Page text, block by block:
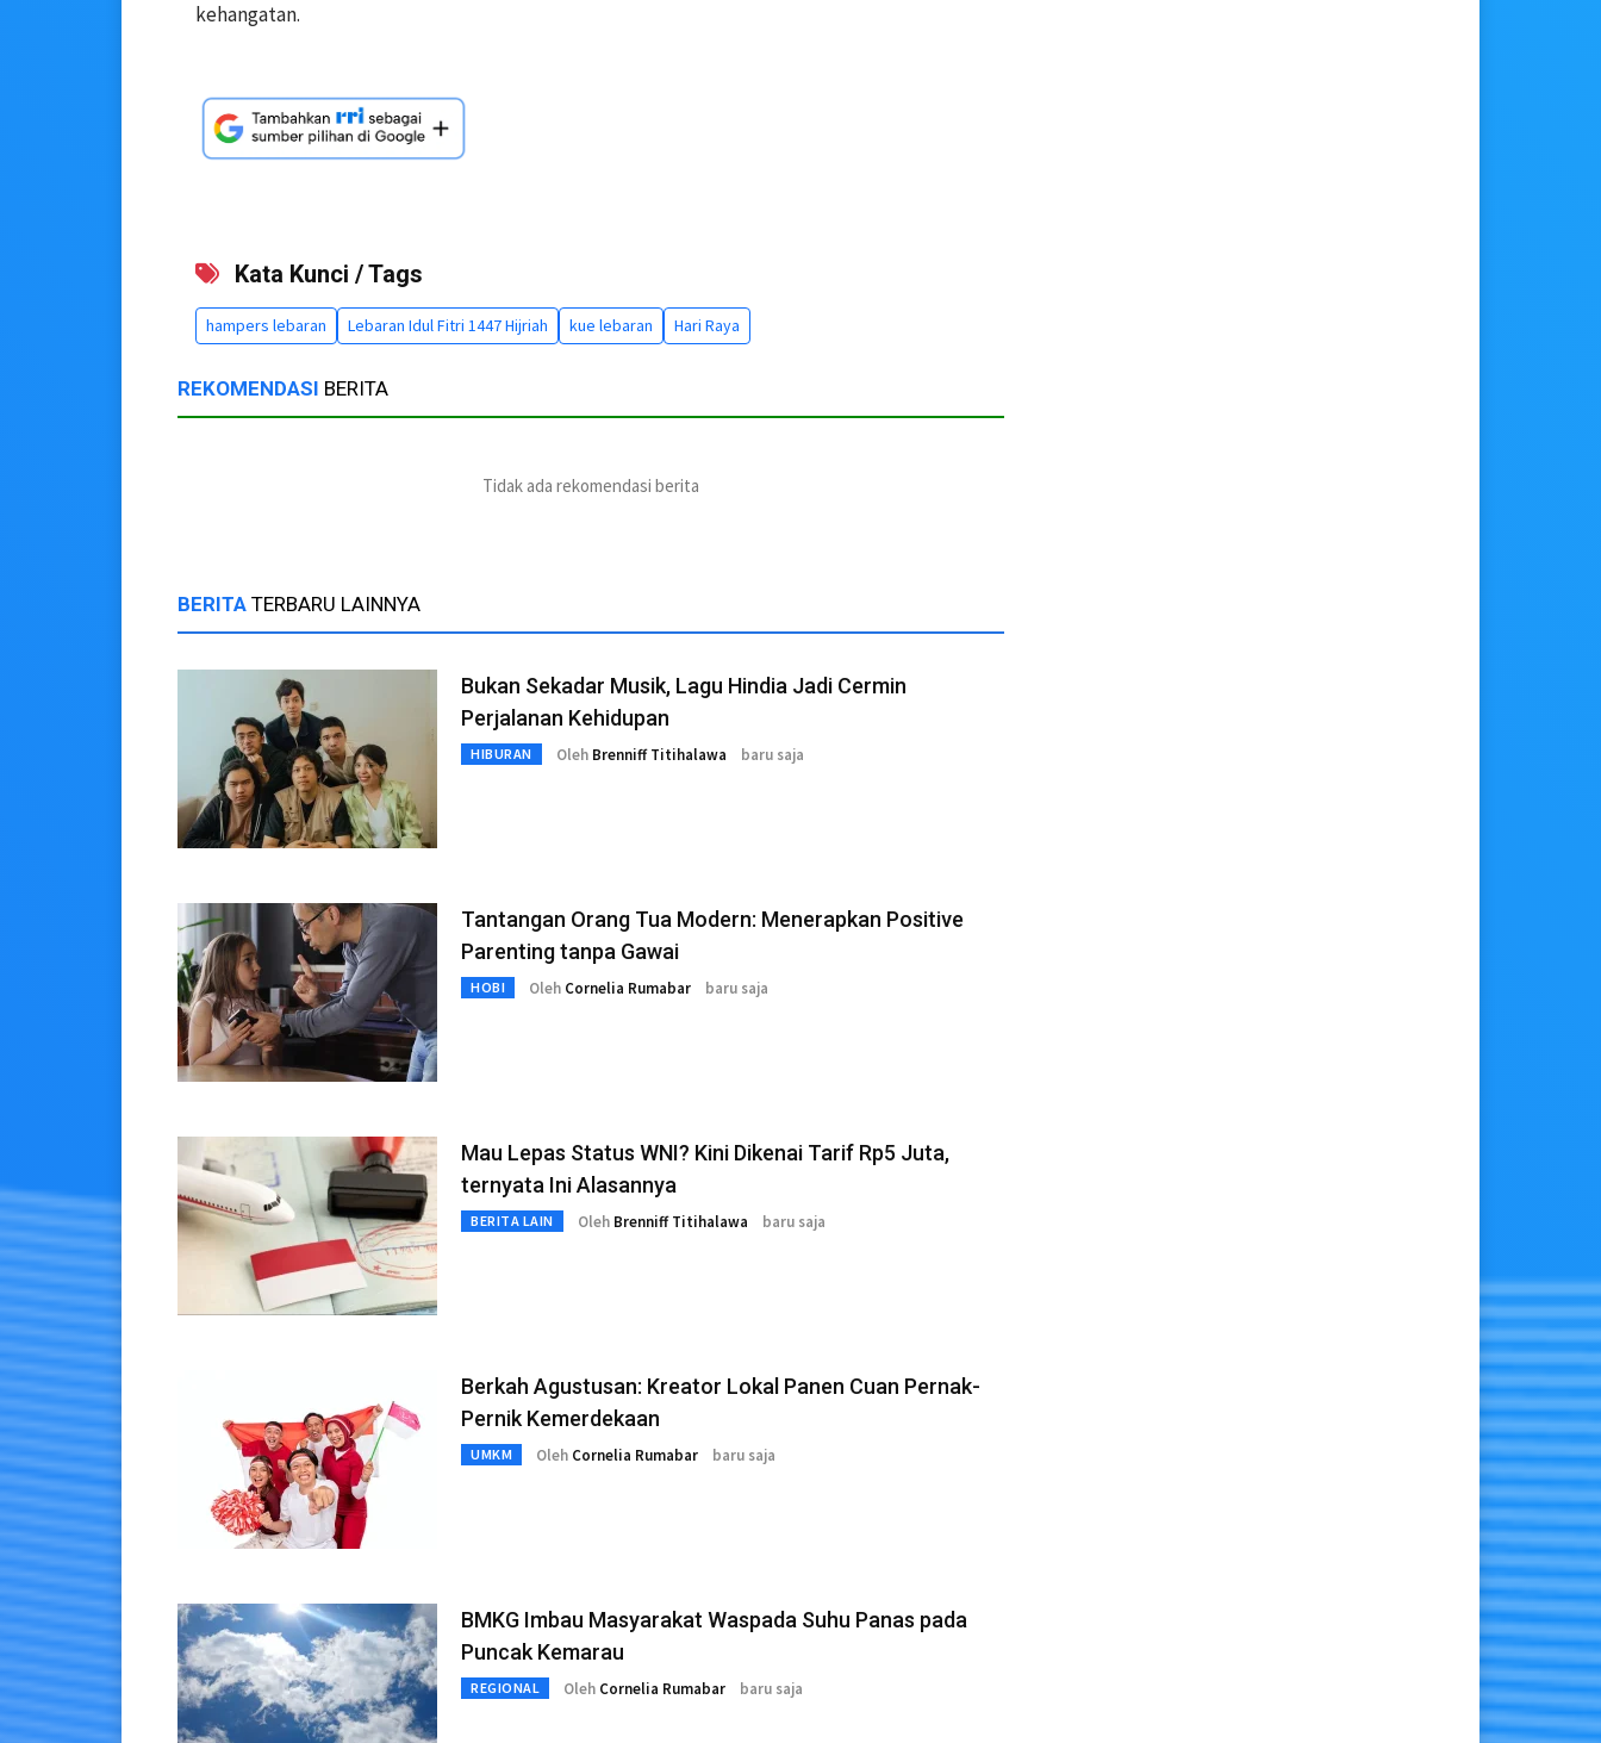
kehangatan.
Kata Kunci / Tags
hampers lebaran Lebaran Idul Fitri 1447 Hijriah kue lebaran Hari Raya
REKOMENDASI BERITA
Tidak ada rekomendasi berita
BERITA TERBARU LAINNYA
Bukan Sekadar Musik, Lagu Hindia Jadi Cermin
Perjalanan Kehidupan
HIBURAN Oleh Brenniff Titihalawa baru saja
Tantangan Orang Tua Modern: Menerapkan Positive
Parenting tanpa Gawai
HOBI Oleh Cornelia Rumabar baru saja
Mau Lepas Status WNI? Kini Dikenai Tarif Rp5 Juta,
ternyata Ini Alasannya
BERITA LAIN Oleh Brenniff Titihalawa baru saja
Berkah Agustusan: Kreator Lokal Panen Cuan Pernak-
Pernik Kemerdekaan
UMKM Oleh Cornelia Rumabar baru saja
BMKG Imbau Masyarakat Waspada Suhu Panas pada
Puncak Kemarau
REGIONAL Oleh Cornelia Rumabar baru saja